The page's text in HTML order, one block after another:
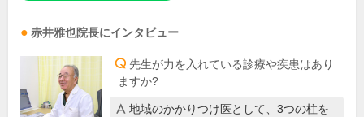
赤井雅也院長にインタビュー
先生が力を入れている診療や疾患はあり
ますか?
地域のかかりつけ医として、3つの柱を